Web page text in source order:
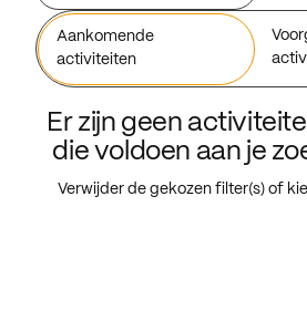
Aankomende
activiteiten
Er zijn geen
die voldoen aan je
Verwijder de gekozen filter(s) of